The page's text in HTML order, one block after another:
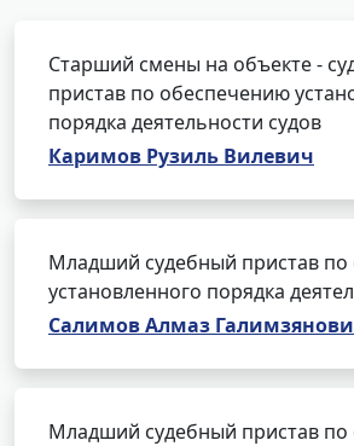
Старший смены на объекте -
пристав по обеспечению
порядка деятельности судов
Каримов Рузиль Вилевич
Младший судебный пристав
установленного порядка
Салимов Алмаз
Младший судебный пристав